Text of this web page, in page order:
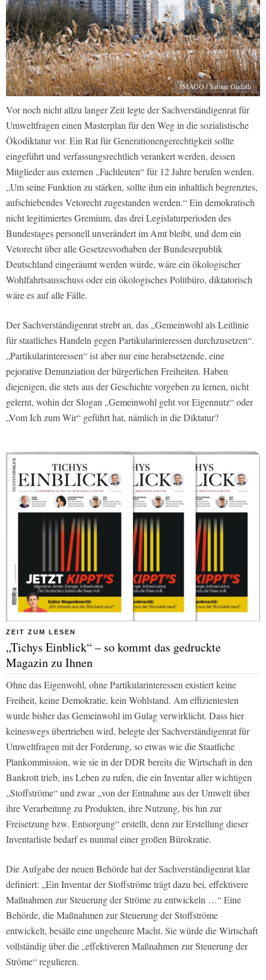
IMAGO / Sabine Gudath
Vor noch nicht allzu langer Zeit legte der Sachverständigenrat für
Umweltfragen einen Masterplan für den Weg in die sozialistische
Ökodiktatur vor. Ein Rat für Generationengerechtigkeit sollte
eingeführt und verfassungsrechtlich verankert werden, dessen
Mitglieder aus externen „Fachleuten“ für 12 Jahre berufen werden.
„Um seine Funktion zu stärken, sollte ihm ein inhaltlich begrenztes,
aufschiebendes Vetorecht zugestanden werden.“ Ein demokratisch
nicht legitimiertes Gremium, das drei Legislaturperioden des
Bundestages personell unverändert im Amt bleibt, und dem ein
Vetorecht über alle Gesetzesvorhaben der Bundesrepublik
Deutschland eingeräumt werden würde, wäre ein ökologischer
Wohlfahrtsausschuss oder ein ökologisches Politbüro, diktatorisch
wäre es auf alle Fälle.
Der Sachverständigenrat strebt an, das „Gemeinwohl als Leitlinie
für staatliches Handeln gegen Partikularinteressen durchzusetzen“.
„Partikularinteressen“ ist aber nur eine herabsetzende, eine
pejorative Denunziation der bürgerlichen Freiheiten. Haben
diejenigen, die stets aus der Geschichte vorgeben zu lernen, nicht
gelernt, wohin der Slogan „Gemeinwohl geht vor Eigennutz“ oder
„Vom Ich zum Wir“ geführt hat, nämlich in die Diktatur?
ZEIT ZUM LESEN
„Tichys Einblick“ – so kommt das gedruckte
Magazin zu Ihnen
Ohne das Eigenwohl, ohne Partikularinteressen existiert keine
Freiheit, keine Demokratie, kein Wohlstand. Am effizientesten
wurde bisher das Gemeinwohl im Gulag verwirklicht. Dass hier
keineswegs übertrieben wird, belegte der Sachverständigenrat für
Umweltfragen mit der Forderung, so etwas wie die Staatliche
Plankommission, wie sie in der DDR bereits die Wirtschaft in den
Bankrott trieb, ins Leben zu rufen, die ein Inventar aller wichtigen
„Stoffströme“ und zwar „von der Entnahme aus der Umwelt über
ihre Verarbeitung zu Produkten, ihre Nutzung, bis hin zur
Freisetzung bzw. Entsorgung“ erstellt, denn zur Erstellung dieser
Inventarliste bedarf es nunmal einer großen Bürokratie.
Die Aufgabe der neuen Behörde hat der Sachverständigenrat klar
definiert: „Ein Inventar der Stoffströme trägt dazu bei, effektivere
Maßnahmen zur Steuerung der Ströme zu entwickeln …“ Eine
Behörde, die Maßnahmen zur Steuerung der Stoffströme
entwickelt, besäße eine ungeheure Macht. Sie würde die Wirtschaft
vollständig über die „effektiveren Maßnahmen zur Steuerung der
Ströme“ regulieren.